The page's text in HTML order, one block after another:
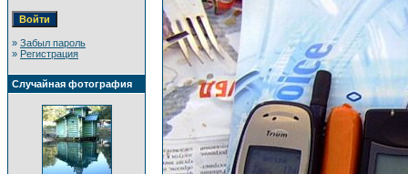
» Забыл пароль
» Регистрация
Случайная фотография